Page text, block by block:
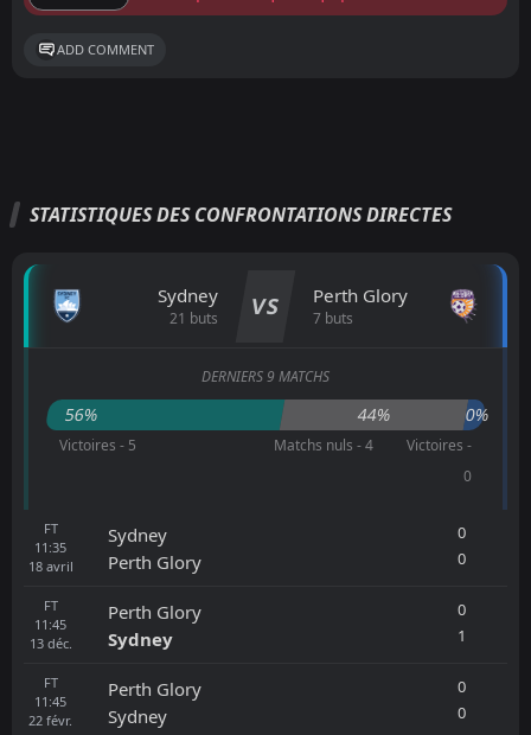
ADD COMMENT
STATISTIQUES DES CONFRONTATIONS DIRECTES
Sydney
21 buts VS Perth Glory
7 buts
DERNIERS 9 MATCHS
56% 44% 0%
Victoires - 5 Matchs nuls - 4
Victoires -
0
FT
11:35
18 avril
Sydney
Perth Glory
0
0
FT
11:45
13 déc.
Perth Glory
Sydney
0
1
FT
11:45
22 févr.
Perth Glory
Sydney
0
0